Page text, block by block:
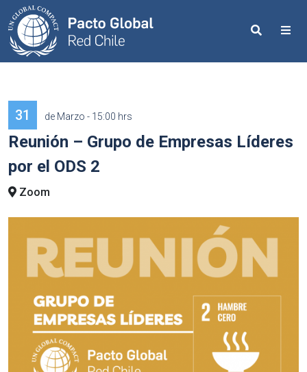
Search
31 de Marzo - 15:00 hrs
Reunión – Grupo de Empresas Líderes
por el ODS 2
Zoom